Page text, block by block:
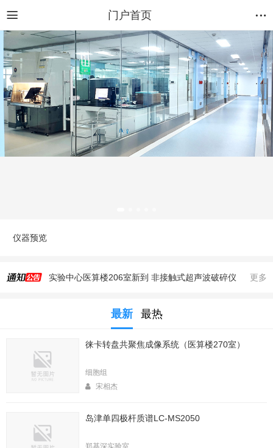
门户首页
仪器预览
实验中心医算楼206室新到 非接触式超声波破碎仪
生命科学实验中心2025年暑期值班表
医算楼（西区田径场新楼）二楼（206室）新到一台落地式超离和一台高速冷冻离心机
2025年4月春季大型仪器培训安排
生命中心2025寒假值班表
2026年春季大型仪器培训安排
生命科学实验中心2026年寒假值班表
更多
最新 最热
徕卡转盘共聚焦成像系统（医算楼270室）
细胞组
宋相杰
岛津单四极杆质谱LC-MS2050